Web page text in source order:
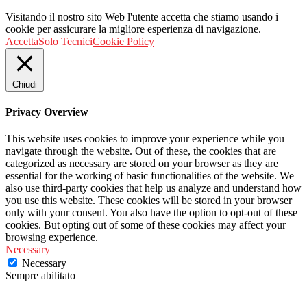
Visitando il nostro sito Web l'utente accetta che stiamo usando i
cookie per assicurare la migliore esperienza di navigazione.
AccettaSolo TecniciCookie Policy
Chiudi
Privacy Overview
This website uses cookies to improve your experience while you
navigate through the website. Out of these, the cookies that are
categorized as necessary are stored on your browser as they are
essential for the working of basic functionalities of the website. We
also use third-party cookies that help us analyze and understand how
you use this website. These cookies will be stored in your browser
only with your consent. You also have the option to opt-out of these
cookies. But opting out of some of these cookies may affect your
browsing experience.
Necessary
Necessary
Sempre abilitato